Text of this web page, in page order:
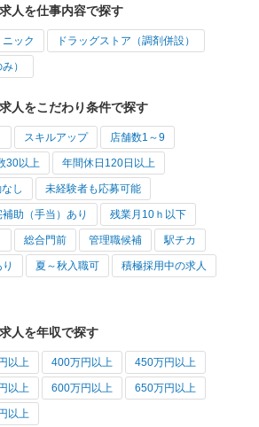
人を仕事内容で探す
ック ドラッグストア（調剤併設）
）
人をこだわり条件で探す
スキルアップ 店舗数1～9
30以上 年間休日120日以上
し 未経験者も応募可能
補助（手当）あり 残業月10ｈ以下
総合門前 管理職候補 駅チカ
夏～秋入職可 積極採用中の求人
人を年収で探す
以上 400万円以上 450万円以上
以上 600万円以上 650万円以上
以上